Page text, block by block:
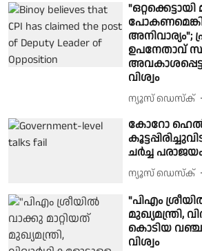
അനിവാര്യം";
ഉപനേതാവ്
വിശ്വം
ന്യൂസ് ഡെസ്ക്
കോറോ
ചർച്ച
ന്യൂസ് ഡെസ്ക്
"പിഎം
മുഖ്യമന്ത്രി,
കൊടിയ
വിശ്വം